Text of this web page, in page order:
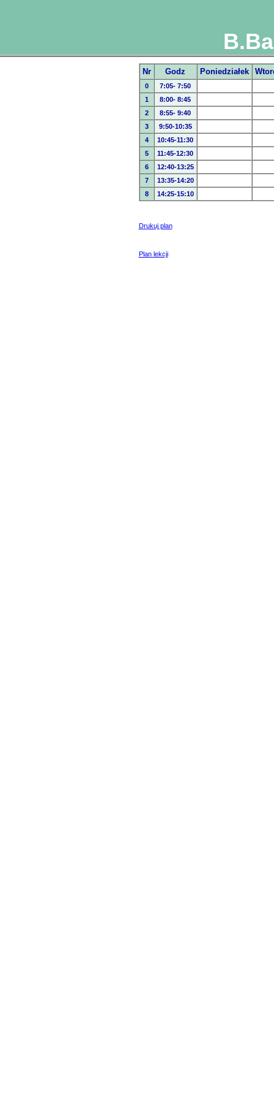
Nr Godz Poniedziałek
0
7:05- 7:50
1
8:00- 8:45
2
8:55- 9:40
3
9:50-10:35
4
10:45-11:30
5
11:45-12:30
6
12:40-13:25
7
13:35-14:20
8
14:25-15:10
Drukuj plan
Plan lekcji